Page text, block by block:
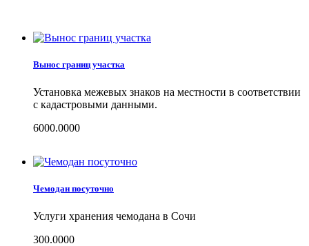
Вынос границ участка
Установка межевых знаков на местности в соответствии
с кадастровыми данными.
6000.0000
Чемодан посуточно
Услуги хранения чемодана в Сочи
300.0000